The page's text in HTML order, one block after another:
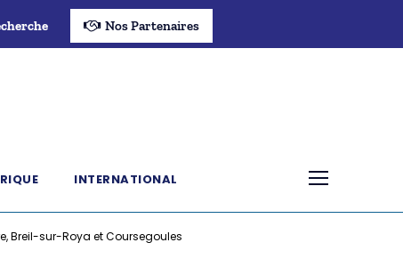
Nos Partenaires
INTERNATIONAL
Breil-sur-Roya et Coursegoules